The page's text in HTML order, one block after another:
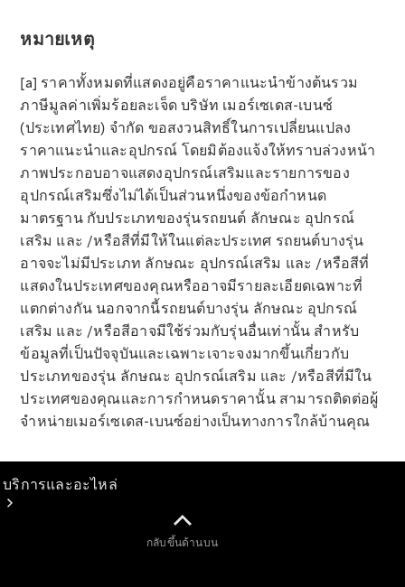
ชุดอุปกรณ์
ตกแต่งแท้
อุปกรณ์
ชาร์จ
คอลเลกชัน
ผลิตภัณฑ์
บำรุงรักษา
รถยนต์
ข้อมูล
อะไหล่แท้
Body &
Paint
บริการและอะไหล่
หมายเหตุ
[a] ราคาทั้งหมดที่แสดงอยู่คือราคาแนะนำข้างต้นรวม
ภาษีมูลค่าเพิ่มร้อยละเจ็ด บริษัท เมอร์เซเดส-เบนซ์
(ประเทศไทย) จำกัด ขอสงวนสิทธิ์ในการเปลี่ยนแปลง
ราคาแนะนำและอุปกรณ์ โดยมิต้องแจ้งให้ทราบล่วงหน้า
ภาพประกอบอาจแสดงอุปกรณ์เสริมและรายการของ
อุปกรณ์เสริมซึ่งไม่ได้เป็นส่วนหนึ่งของข้อกำหนด
มาตรฐาน กับประเภทของรุ่นรถยนต์ ลักษณะ อุปกรณ์
เสริม และ /หรือสีที่มีให้ในแต่ละประเทศ รถยนต์บางรุ่น
อาจจะไม่มีประเภท ลักษณะ อุปกรณ์เสริม และ /หรือสีที่
แสดงในประเทศของคุณหรืออาจมีรายละเอียดเฉพาะที่
แตกต่างกัน นอกจากนี้รถยนต์บางรุ่น ลักษณะ อุปกรณ์
เสริม และ /หรือสีอาจมีใช้ร่วมกับรุ่นอื่นเท่านั้น สำหรับ
ข้อมูลที่เป็นปัจจุบันและเฉพาะเจาะจงมากขึ้นเกี่ยวกับ
ประเภทของรุ่น ลักษณะ อุปกรณ์เสริม และ /หรือสีที่มีใน
ประเทศของคุณและการกำหนดราคานั้น สามารถติดต่อผู้
จำหน่ายเมอร์เซเดส-เบนซ์อย่างเป็นทางการใกล้บ้านคุณ
กลับขึ้นด้านบน